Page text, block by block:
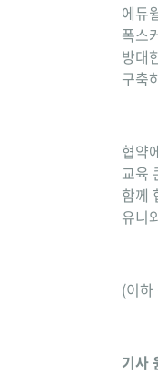
에듀
폭스
방대
구축
협약
교육
함께
유니
(이
기사